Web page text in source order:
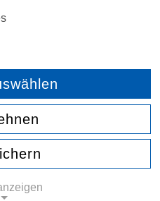
Weiterbildungsmesse für
BBS Wechloy
der Oldenburger
2026
→